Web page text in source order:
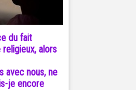
du fait
religieux, alors
avec nous, ne
je encore